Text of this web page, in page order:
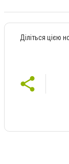
Діліться цією